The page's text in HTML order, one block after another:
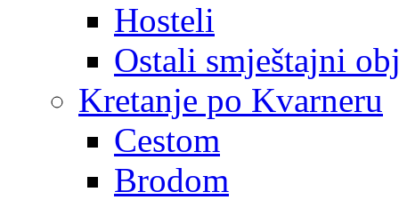
Hosteli
Ostali smještajni
Kretanje po Kvarneru
Cestom
Brodom